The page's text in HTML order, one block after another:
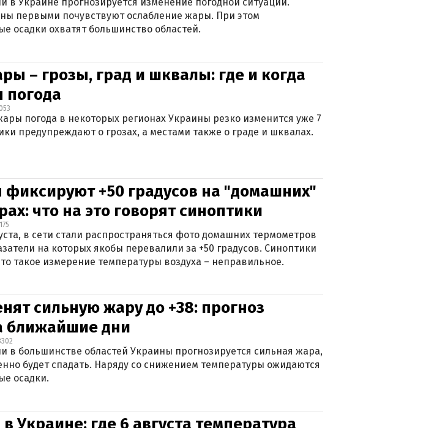
первыми почувствуют ослабление жары. При этом
осадки охватят большинство областей.
– грозы, град и шквалы: где и когда
погода
погода в некоторых регионах Украины резко изменится уже 7
предупреждают о грозах, а местами также о граде и шквалах.
+50 градусов на "домашних"
что на это говорят синоптики
в сети стали распространяться фото домашних термометров
на которых якобы перевалили за +50 градусов. Синоптики
такое измерение температуры воздуха – неправильное.
сильную жару до +38: прогноз
ближайшие дни
в большинстве областей Украины прогнозируется сильная жара,
будет спадать. Наряду со снижением температуры ожидаются
осадки.
Украине: где 6 августа температура